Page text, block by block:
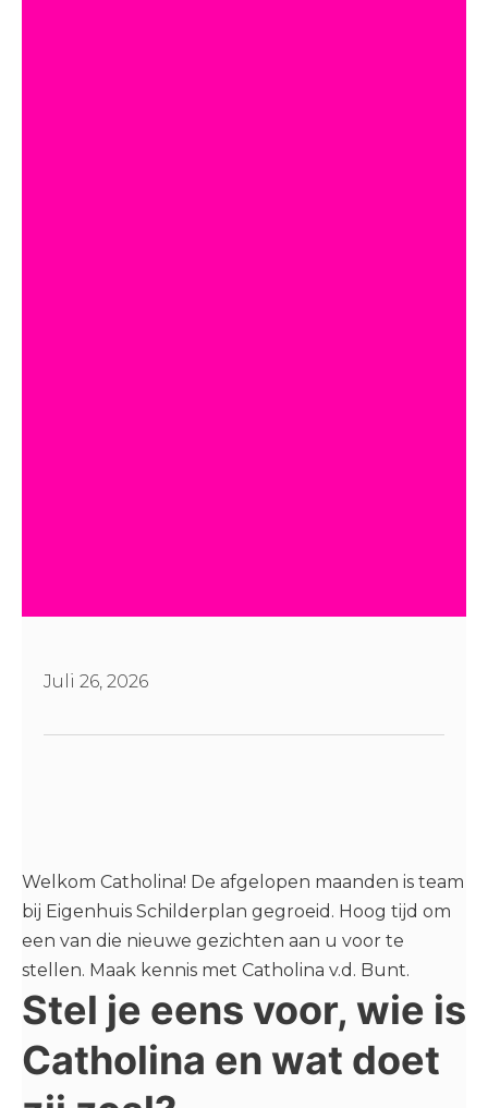
Juli 26, 2026
Welkom Catholina! De afgelopen maanden is team
bij Eigenhuis Schilderplan gegroeid. Hoog tijd om
een van die nieuwe gezichten aan u voor te
stellen. Maak kennis met Catholina v.d. Bunt.
Stel je eens voor, wie is
Catholina en wat doet